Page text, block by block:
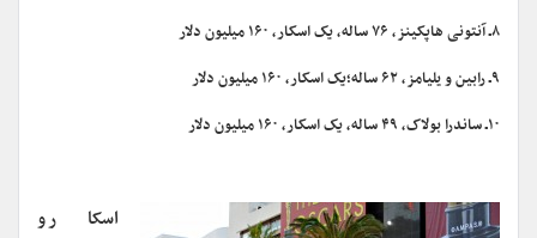
۸ـ آنتونی هاپکینز، ۷۶ ساله، یک اسکار، ۱۶۰ میلیون دلار
۹ـ رابین و یلیامز، ۶۲ ساله؛یک اسکار، ۱۶۰ میلیون دلار
۱۰ـ ساندرا بولاک، ۴۹ ساله، یک اسکار، ۱۶۰ میلیون دلار
اسکار و